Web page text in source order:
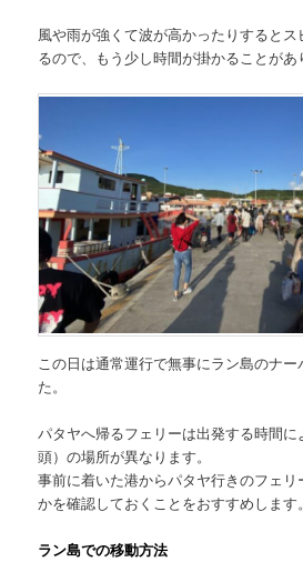
風や雨が強くて波が高かったりすると
るので、もう少し時間が掛かることがあ
この日は通常運行で無事にラン島のナ
た。
パタヤへ帰るフェリーは出発する時間
頭）の場所が異なります。
事前に着いた港からパタヤ行きのフェ
かを確認しておくことをおすすめします。
ラン島での移動方法